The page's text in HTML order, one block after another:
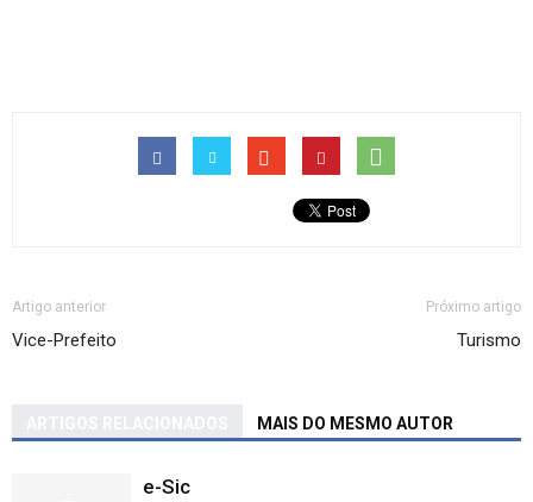
Artigo anterior
Vice-Prefeito
Próximo artigo
Turismo
MAIS DO MESMO AUTOR
e-Sic